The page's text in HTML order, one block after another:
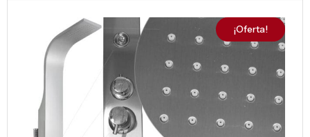
¡Oferta!